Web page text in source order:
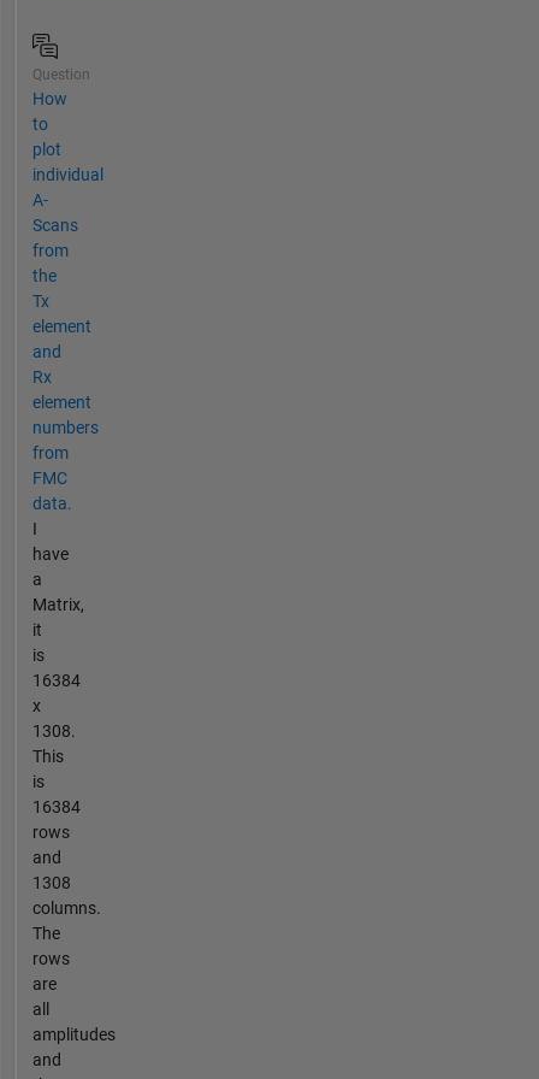
Question
How
to
plot
individual
A-
Scans
from
the
Tx
element
and
Rx
element
numbers
from
FMC
data.
I
have
a
Matrix,
it
is
16384
x
1308.
This
is
16384
rows
and
1308
columns.
The
rows
are
all
amplitudes
and